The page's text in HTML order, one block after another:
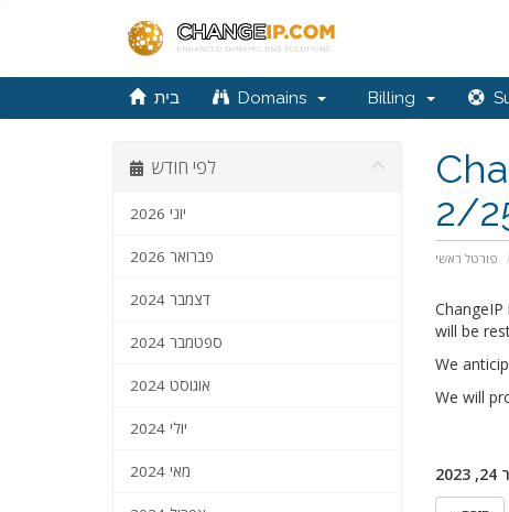
בית Domains Billing
2/
פורטל ראשי
לפי חודש
יוני 2026
פברואר 2026
דצמבר 2024
ספטמבר 2024
אוגוסט 2024
יולי 2024
מאי 2024
will be
We
We will